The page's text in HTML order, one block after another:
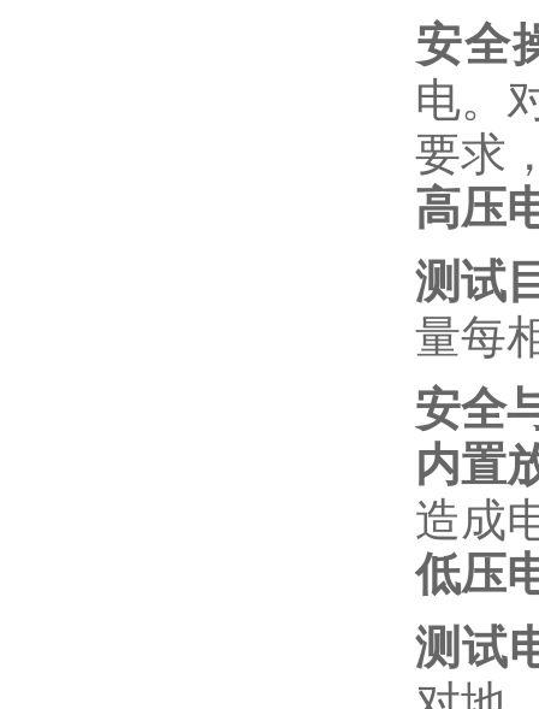
安全
电。
要求
高压
测试
量每
安全
内置
造成
低压
测试